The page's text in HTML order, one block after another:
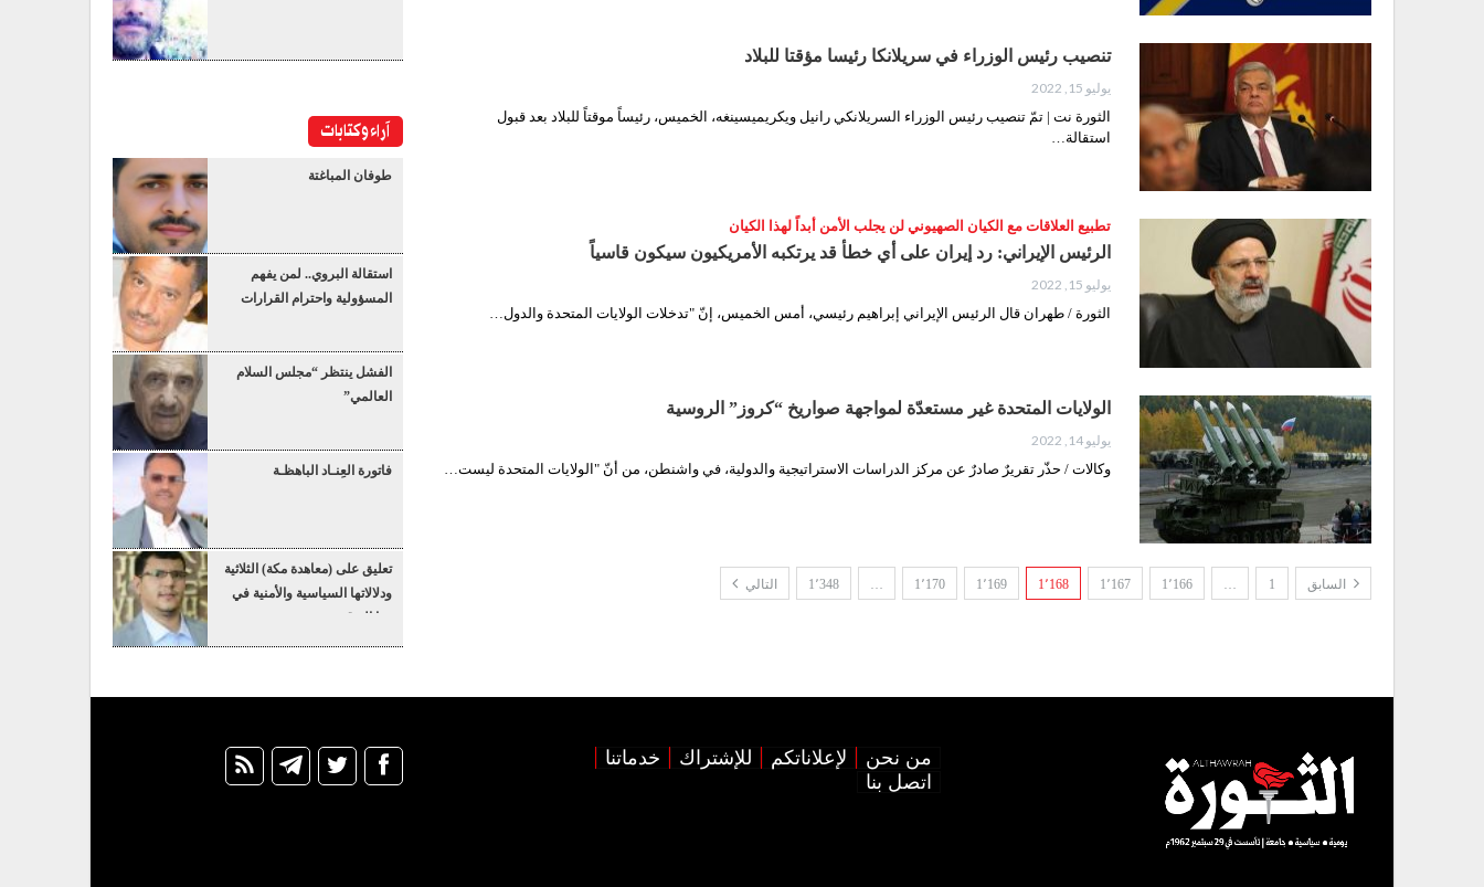
تنصيب رئيس الوزراء في سريلانكا رئيسا مؤقتا للبلاد
يوليو 15, 2022
الثورة نت | تمّ تنصيب رئيس الوزراء السريلانكي رانيل ويكريميسينغه، الخميس، رئيساً موقتاً للبلاد بعد قبول
استقالة…
تطبيع العلاقات مع الكيان الصهيوني لن يجلب الأمن أبداً لهذا الكيان
الرئيس الإيراني: رد إيران على أي خطأ قد يرتكبه الأمريكيون سيكون قاسياً
يوليو 15, 2022
الثورة / طهران قال الرئيس الإيراني إبراهيم رئيسي، أمس الخميس، إنّ "تدخلات الولايات المتحدة والدول…
الولايات المتحدة غير مستعدّة لمواجهة صواريخ “كروز” الروسية
يوليو 14, 2022
وكالات / حذّر تقريرٌ صادرٌ عن مركز الدراسات الاستراتيجية والدولية، في واشنطن، من أنّ "الولايات المتحدة ليست…
السابق 1
… 1٬166 1٬167 1٬168 1٬169 1٬170 … 1٬348 التالي
آراء وكتابات
طوفان المباغتة
استقالة البروي.. لمن يفهم
المسؤولية واحترام القرارات
الفشل ينتظر “مجلس السلام
العالمي”
فاتورة العِنـاد الباهظـة
تعليق على (معاهدة مكة) الثلاثية
ودلالاتها السياسية والأمنية في
هذا التوقيت
من نحن لإعلاناتكم للإشتراك
خدماتنا
اتصل بنا